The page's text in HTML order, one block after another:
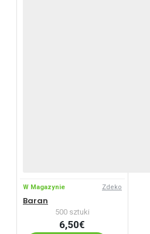
W Magazynie Zdeko
Baran
500 sztuki
6,50€